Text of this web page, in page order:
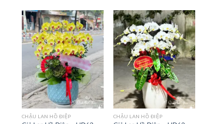
CHẬU LAN HỒ ĐIỆP CHẬU LAN HỒ ĐIỆP